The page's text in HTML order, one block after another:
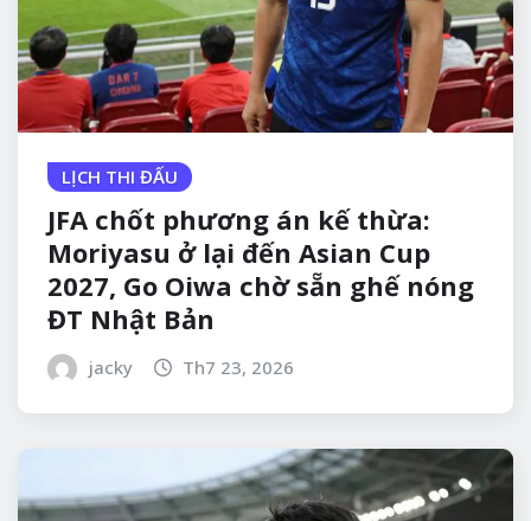
LỊCH THI ĐẤU
JFA chốt phương án kế thừa:
Moriyasu ở lại đến Asian Cup
2027, Go Oiwa chờ sẵn ghế nóng
ĐT Nhật Bản
jacky Th7 23, 2026